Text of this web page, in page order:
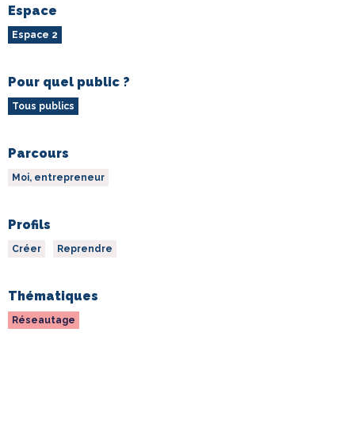
Espace
Espace 2
Pour quel public ?
Tous publics
Parcours
Moi, entrepreneur
Profils
Créer Reprendre
Thématiques
Réseautage